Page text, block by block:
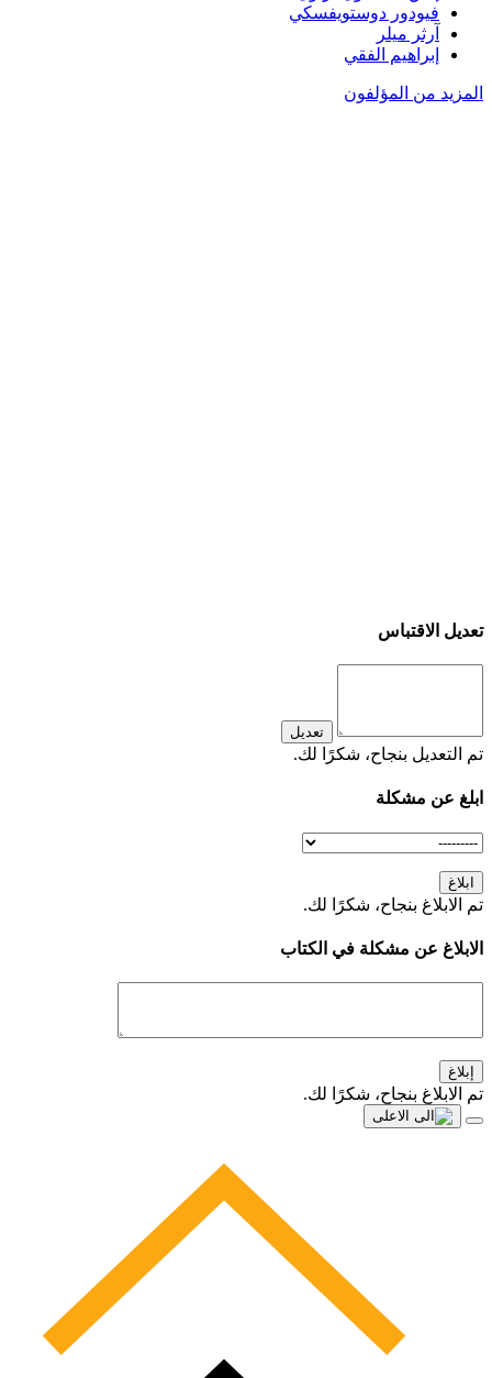
فيودور دوستويفسكي
آرثر ميلر
إبراهيم الفقي
المزيد من المؤلفون
تعديل الاقتباس
تعديل
تم التعديل بنجاح، شكرًا لك.
ابلغ عن مشكلة
ابلاغ
تم الابلاغ بنجاح، شكرًا لك.
الابلاغ عن مشكلة في الكتاب
إبلاغ
تم الابلاغ بنجاح، شكرًا لك.